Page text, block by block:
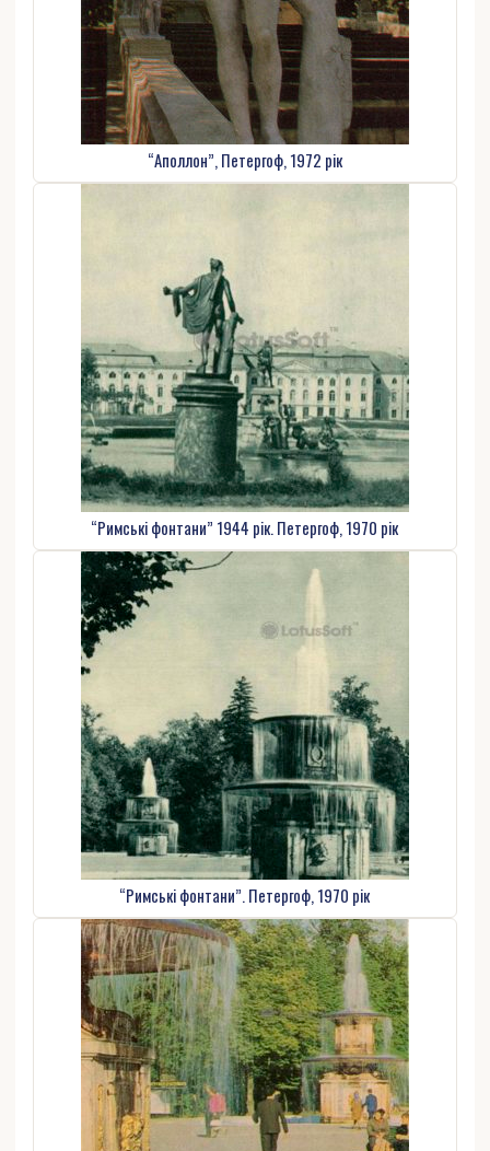
“Аполлон”, Петергоф, 1972 рік
“Римські фонтани” 1944 рік. Петергоф, 1970 рік
“Римські фонтани”. Петергоф, 1970 рік